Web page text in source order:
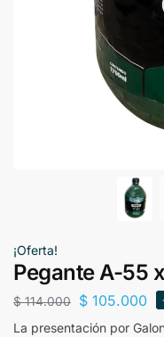
¡Oferta!
Pegante A-55
$114.000 $ 105.000
La presentación por